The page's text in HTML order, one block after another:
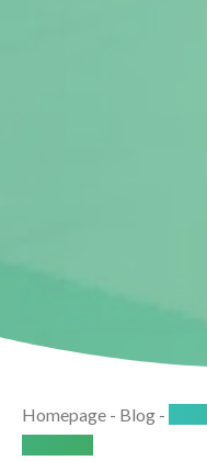
Homepage - Blog -